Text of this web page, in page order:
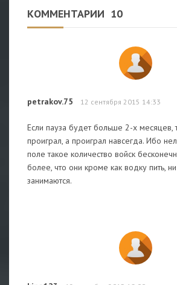
КОММЕНТАРИИ 10
petrakov.75 12 сентября 2015 14:33
Если пауза будет больше 2-х месяцев,
проиграл, а проиграл навсегда. Ибо
поле такое количество войск
более, что они кроме как водку пить,
занимаются.